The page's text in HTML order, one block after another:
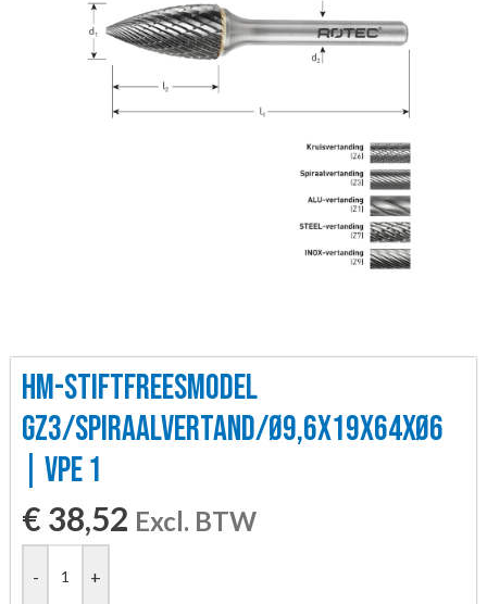
HM-STIFTFREESMODEL
GZ3/SPIRAALVERTAND/Ø9,6X19X64XØ6
| VPE 1
€ 38,52 Excl. BTW
- +